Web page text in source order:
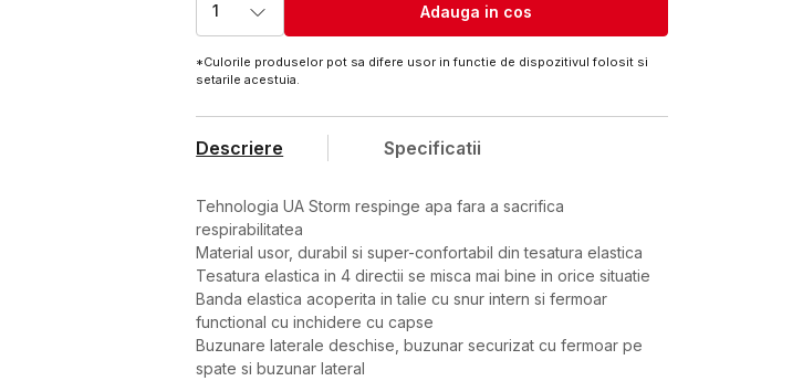
1 Adauga in cos
*Culorile produselor pot sa difere usor in functie de dispozitivul folosit si
setarile acestuia.
Descriere Specificatii
Tehnologia UA Storm respinge apa fara a sacrifica
respirabilitatea
Material usor, durabil si super-confortabil din tesatura elastica
Tesatura elastica in 4 directii se misca mai bine in orice situatie
Banda elastica acoperita in talie cu snur intern si fermoar
functional cu inchidere cu capse
Buzunare laterale deschise, buzunar securizat cu fermoar pe
spate si buzunar lateral